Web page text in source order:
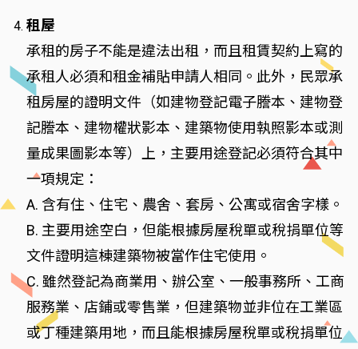
租屋
承租的房子不能是違法出租，而且租賃契約上寫的
承租人必須和租金補貼申請人相同。此外，民眾承
租房屋的證明文件（如建物登記電子謄本、建物登
記謄本、建物權狀影本、建築物使用執照影本或測
量成果圖影本等）上，主要用途登記必須符合其中
一項規定：
A. 含有住、住宅、農舍、套房、公寓或宿舍字樣。
B. 主要用途空白，但能根據房屋稅單或稅捐單位等
文件證明這棟建築物被當作住宅使用。
C. 雖然登記為商業用、辦公室、一般事務所、工商
服務業、店鋪或零售業，但建築物並非位在工業區
或丁種建築用地，而且能根據房屋稅單或稅捐單位